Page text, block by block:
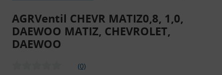
AGRVentil CHEVR MATIZ0,8, 1,0,
DAEWOO MATIZ, CHEVROLET,
DAEWOO
(0)